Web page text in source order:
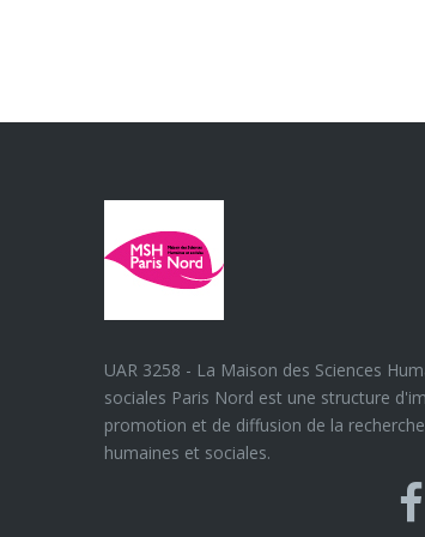
UAR 3258 - La Maison des Sciences
sociales Paris Nord est une structure
promotion et de diffusion de la
humaines et sociales.